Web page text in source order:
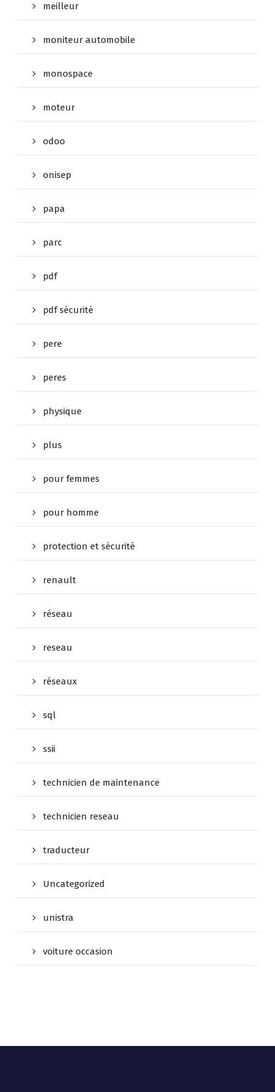
meilleur
moniteur automobile
monospace
moteur
odoo
onisep
papa
parc
pdf
pdf sécurité
pere
peres
physique
plus
pour femmes
pour homme
protection et sécurité
renault
réseau
reseau
réseaux
sql
ssii
technicien de maintenance
technicien reseau
traducteur
Uncategorized
unistra
voiture occasion